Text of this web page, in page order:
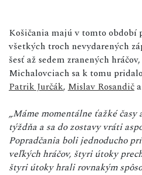
Košičania majú v tomto období
všetkých troch nevydarených
šesť až sedem zranených
Michalovciach sa k tomu
Patrik Jurčák, Mislav Rosandič
„Máme momentálne ťažké časy
týždňa a sa do zostavy vráti
Popradčania boli jednoducho
veľkých hráčov, štyri útoky
štyri útoky hrali rovnakým